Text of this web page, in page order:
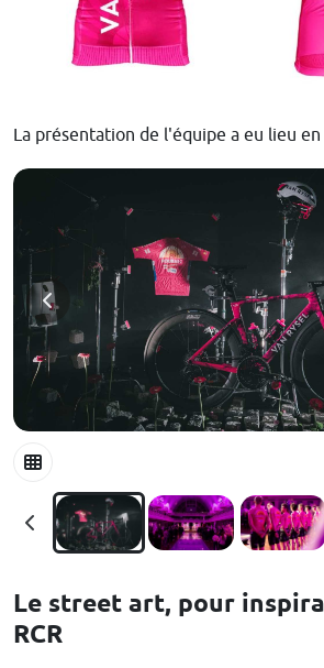
La présentation de l'équipe a eu lieu
Le street art, pour
RCR